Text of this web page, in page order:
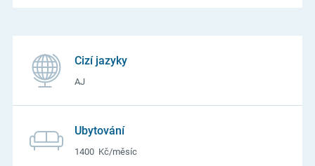
Cizí jazyky
AJ
Ubytování
1400 Kč/měsíc